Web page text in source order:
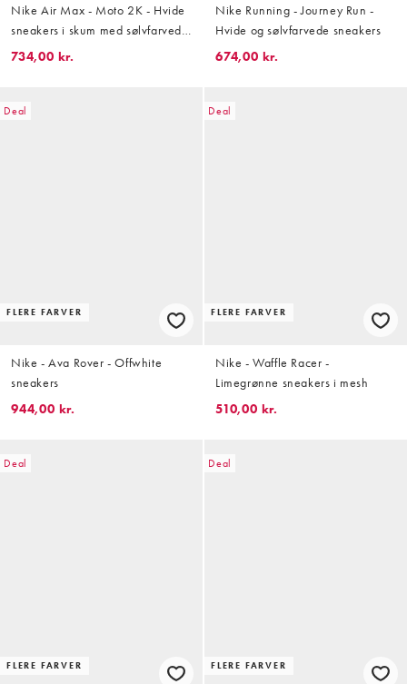
Nike Air Max - Moto 2K - Hvide
sneakers i skum med sølvfarvede
og lyserøde detaljer
734,00 kr.
Nike Running - Journey Run -
Hvide og sølvfarvede sneakers
674,00 kr.
Deal
FLERE FARVER
Nike - Ava Rover - Offwhite
sneakers
944,00 kr.
Deal
FLERE FARVER
Nike - Waffle Racer -
Limegrønne sneakers i mesh
510,00 kr.
Deal
FLERE FARVER
Deal
FLERE FARVER